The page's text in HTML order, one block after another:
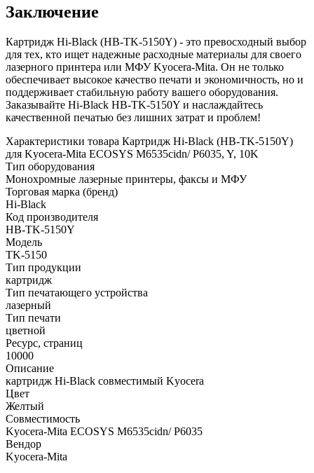
Заключение
Картридж Hi-Black (HB-TK-5150Y) - это превосходный выбор
для тех, кто ищет надежные расходные материалы для своего
лазерного принтера или МФУ Kyocera-Mita. Он не только
обеспечивает высокое качество печати и экономичность, но и
поддерживает стабильную работу вашего оборудования.
Заказывайте Hi-Black HB-TK-5150Y и наслаждайтесь
качественной печатью без лишних затрат и проблем!
Характеристики товара Картридж Hi-Black (HB-TK-5150Y)
для Kyocera-Mita ECOSYS M6535cidn/ P6035, Y, 10K
Тип оборудования
Монохромные лазерные принтеры, факсы и МФУ
Торговая марка (бренд)
Hi-Black
Код производителя
HB-TK-5150Y
Модель
TK-5150
Тип продукции
картридж
Тип печатающего устройства
лазерный
Тип печати
цветной
Ресурс, страниц
10000
Описание
картридж Hi-Black совместимый Kyocera
Цвет
Желтый
Совместимость
Kyocera-Mita ECOSYS M6535cidn/ P6035
Вендор
Kyocera-Mita